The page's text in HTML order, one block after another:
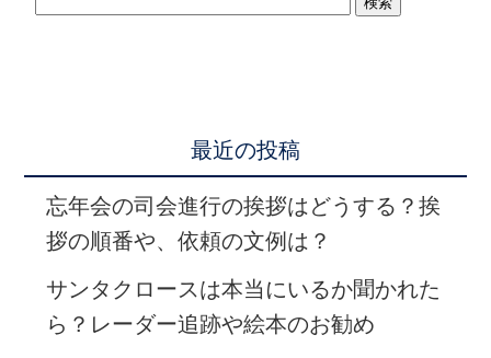
最近の投稿
忘年会の司会進行の挨拶はどうする？挨
拶の順番や、依頼の文例は？
サンタクロースは本当にいるか聞かれた
ら？レーダー追跡や絵本のお勧め